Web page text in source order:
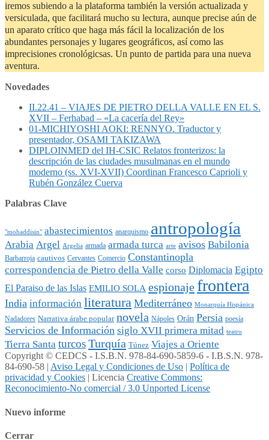
iremos subiendo a la plataforma también la versión actualizada y
versiculada, que facilitará mucho su lectura, aunque precise aún de
un aparato crítico que haga más fácil la localización de los
abundantes personajes y lugares geográficos, así como las
imprecisiones cronológicsas. Un punto de partida para una nueva
aventura.
Novedades
II.22.41 – VIAJES DE PIETRO DELLA VALLE EN EL S.
XVII – Ferhabad – «La cacería del Rey»
01-MICHIYOSHI AOKI: RENNYO. Traductor y
presentador, OSAMI TAKIZAWA
DIPLOINMED del IH-CSIC Relatos fronterizos: la
descripción de las ciudades musulmanas en el mundo
moderno (ss. XVI-XVII) Coordinan Francesco Caprioli y
Rubén González Cuerva
Palabras Clave
"mohaddisin" abastecimientos anarquismo antropología
Arabia Argel Argelia armada armada turca arte avisos Babilonia
Barbarroja cautivos Cervantes Comercio Constantinopla
correspondencia de Pietro della Valle corso Diplomacia Egipto
El Paraiso de las Islas EMILIO SOLA espionaje frontera
India información literatura Mediterráneo Monarquía Hispánica
Nadadores Narrativa árabe popular novela Nápoles Orán Persia poesía
Servicios de Información siglo XVII primera mitad teatro
Tierra Santa turcosTurquía Túnez Viajes a Oriente
Copyright © CEDCS - I.S.B.N. 978-84-690-5859-6 - I.B.S.N. 978-
84-690-58 | Aviso Legal y Condiciones de Uso
Política de
privacidad y Cookies | Licencia Creative Commons:
Reconocimiento-No comercial / 3.0 Unported License
Nuevo informe
Cerrar